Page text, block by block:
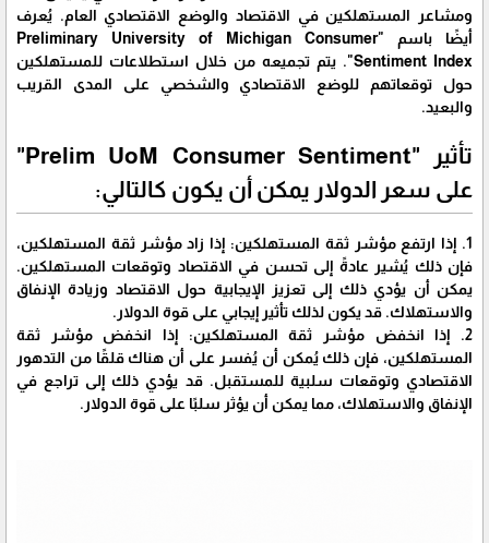
ومشاعر المستهلكين في الاقتصاد والوضع الاقتصادي العام. يُعرف
أيضًا باسم "Preliminary University of Michigan Consumer
Sentiment Index". يتم تجميعه من خلال استطلاعات للمستهلكين
حول توقعاتهم للوضع الاقتصادي والشخصي على المدى القريب
والبعيد.
تأثير "Prelim UoM Consumer Sentiment"
على سعر الدولار يمكن أن يكون كالتالي:
1. إذا ارتفع مؤشر ثقة المستهلكين: إذا زاد مؤشر ثقة المستهلكين،
فإن ذلك يُشير عادةً إلى تحسن في الاقتصاد وتوقعات المستهلكين.
يمكن أن يؤدي ذلك إلى تعزيز الإيجابية حول الاقتصاد وزيادة الإنفاق
والاستهلاك. قد يكون لذلك تأثير إيجابي على قوة الدولار.
2. إذا انخفض مؤشر ثقة المستهلكين: إذا انخفض مؤشر ثقة
المستهلكين، فإن ذلك يُمكن أن يُفسر على أن هناك قلقًا من التدهور
الاقتصادي وتوقعات سلبية للمستقبل. قد يؤدي ذلك إلى تراجع في
الإنفاق والاستهلاك، مما يمكن أن يؤثر سلبًا على قوة الدولار.